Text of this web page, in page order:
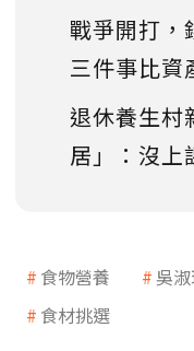
戰爭開打，
三件事比資
退休養生村
居」：沒上
食物營養 吳
食材挑選